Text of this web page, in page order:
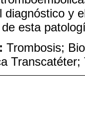
diagnóstico y
esta
Trombosis;